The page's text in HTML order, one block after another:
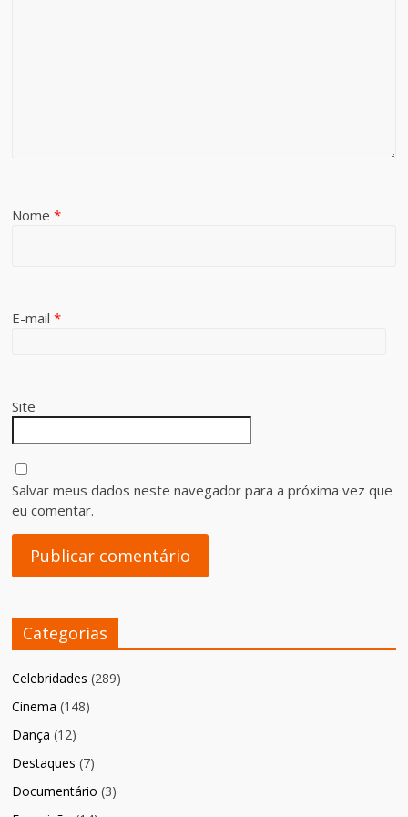
Nome*
E-mail*
Site
Salvar meus dados neste navegador para a próxima vez que
eu comentar.
Categorias
Celebridades (289)
Cinema (148)
Dança (12)
Destaques (7)
Documentário (3)